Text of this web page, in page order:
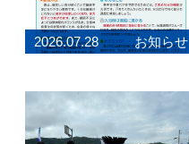
2026.07.28 お知らせ